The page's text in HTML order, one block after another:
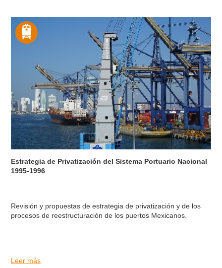
Estrategia de Privatización del Sistema Portuario Nacional
1995-1996
Revisión y propuestas de estrategia de privatización y de los
procesos de reestructuración de los puertos Mexicanos.
Leer más